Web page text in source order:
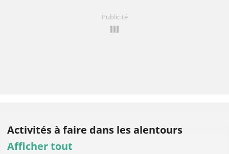
Publicité
Activités à faire dans les alentours
Afficher tout